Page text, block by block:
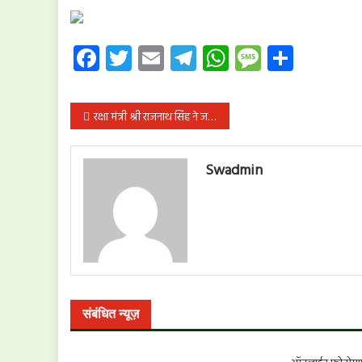
Facebook
Twitter
EmailTelegram
WhatsApp
Message
पोस्ट
नेविगेशन
रक्षा मंत्री श्री राजनाथ सिंह ने जम्मू-कश्मीर में सामरिक दृष्टि से महत्वपूर्ण छह पुलों का ई-उद्घाटन किया
Swadmin
संबंधित न्यूज़